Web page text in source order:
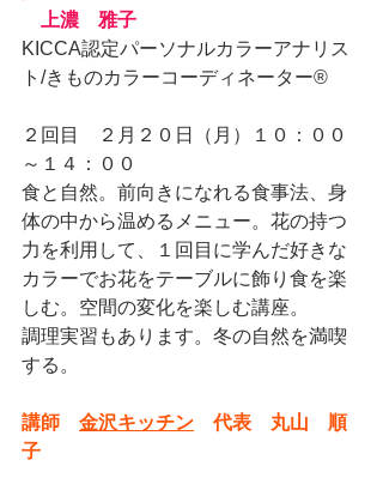
上濃　雅子
KICCA認定パーソナルカラーアナリス
ト/きものカラーコーディネーター®️
２回目　２月２０日（月）１０：００
～１４：００
食と自然。前向きになれる食事法、身
体の中から温めるメニュー。花の持つ
力を利用して、１回目に学んだ好きな
カラーでお花をテーブルに飾り食を楽
しむ。空間の変化を楽しむ講座。
調理実習もあります。冬の自然を満喫
する。
講師 金沢キッチン 代表　丸山　順
子